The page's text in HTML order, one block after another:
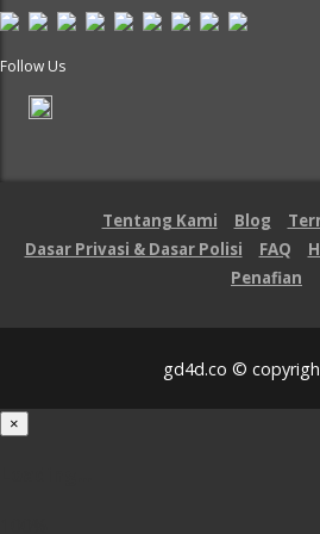
Follow Us
Tentang Kami Blog
Dasar Privasi & Dasar Polisi
FAQ
Penafian
gd4d.co ©
×